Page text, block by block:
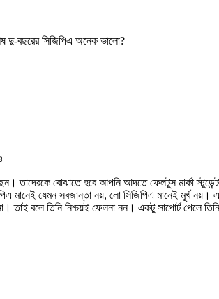
দু-বছরের সিজিপিএ অনেক ভালো?
তাদেরকে বোঝাতে হবে আপনি আদতে ফেলটুস মার্কা
যেমন সবজান্তা নয়, লো সিজিপিএ মানেই মূর্খ নয়।
তাই বলে তিনি নিশ্চয়ই ফেলনা নন। একটু সাপোর্ট পেলে